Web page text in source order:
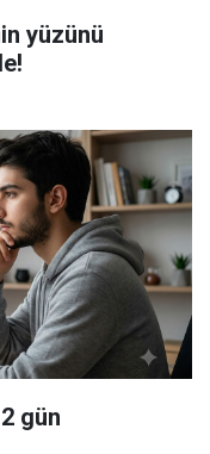
yüzünü
gün